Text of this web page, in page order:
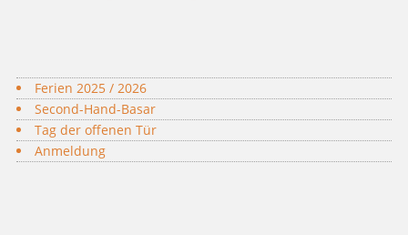
Ferien 2025 / 2026
Second-Hand-Basar
Tag der offenen Tür
Anmeldung